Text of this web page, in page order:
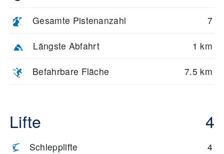
Gesamte Pistenanzahl 7
Längste Abfahrt 1 km
Befahrbare Fläche 7.5 km
Lifte 4
Schlepplifte 4